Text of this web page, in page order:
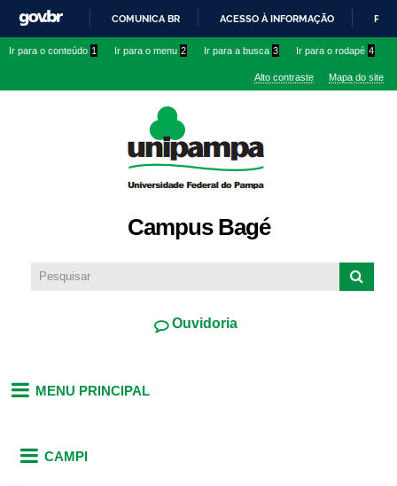
conteúdo
IR
O
COMUNICA BR ACESSO À INFORMAÇÃO
Ir para o conteúdo 1 Ir para o menu 2 Ir para a busca 3 Ir para o rodapé 4
Alto contraste Mapa do site
Campus Bagé
Ouvidoria
MENU PRINCIPAL
CAMPI